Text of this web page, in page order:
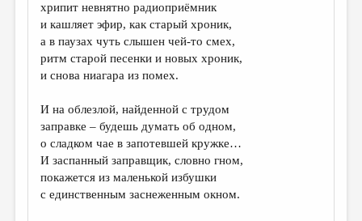
ИЗБРАННОЕ
ДАЙДЖЕСТ
ПРОИЗВЕДЕНИЯ
ПЕРЕВОДЫ
КОНКУРСЫ
ДЕТСКАЯ КОМНАТА
КНИЖНАЯ ПОЛКА
хрипит невнятно радиоприёмник
и кашляет эфир, как старый хроник,
а в паузах чуть слышен чей-то смех,
ритм старой песенки и новых хроник,
и снова ниагара из помех.
И на облезлой, найденной с трудом
заправке – будешь думать об одном,
о сладком чае в запотевшей кружке…
И заспанный заправщик, словно гном,
покажется из маленькой избушки
с единственным заснеженным окном.